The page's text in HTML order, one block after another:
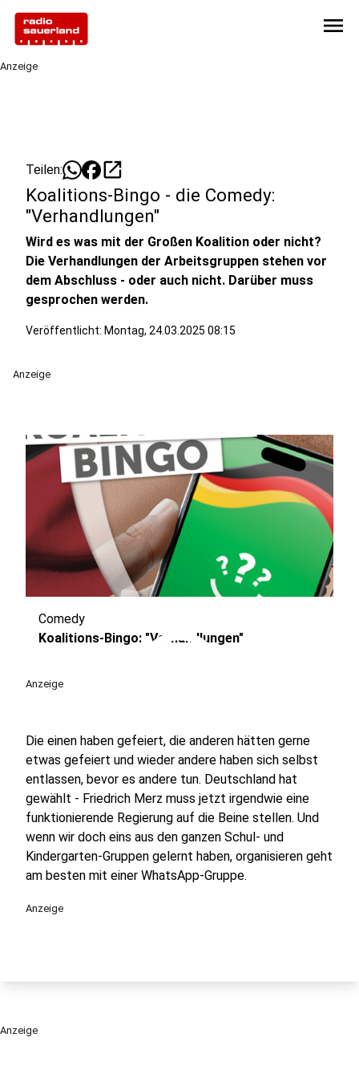
menu
Anzeige
Teilen: open_in_new
Koalitions-Bingo - die Comedy:
"Verhandlungen"
Wird es was mit der Großen Koalition oder nicht?
Die Verhandlungen der Arbeitsgruppen stehen vor
dem Abschluss - oder auch nicht. Darüber muss
gesprochen werden.
Veröffentlicht: Montag, 24.03.2025 08:15
Anzeige
play_circle
Comedy
Koalitions-Bingo: "Verhandlungen"
Anzeige
Die einen haben gefeiert, die anderen hätten gerne
etwas gefeiert und wieder andere haben sich selbst
entlassen, bevor es andere tun. Deutschland hat
gewählt - Friedrich Merz muss jetzt irgendwie eine
funktionierende Regierung auf die Beine stellen. Und
wenn wir doch eins aus den ganzen Schul- und
Kindergarten-Gruppen gelernt haben, organisieren geht
am besten mit einer WhatsApp-Gruppe.
Anzeige
Anzeige